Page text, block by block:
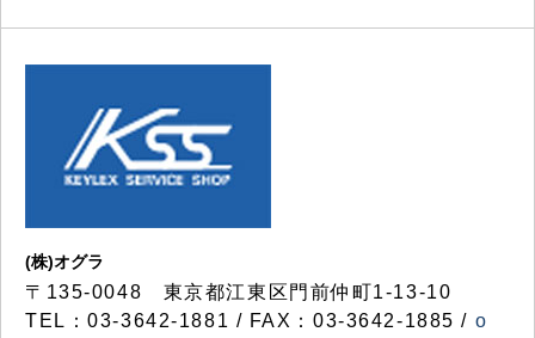
(株)オグラ
〒135-0048 東京都江東区門前仲町1-13-10
TEL：03-3642-1881 / FAX：03-3642-1885 / o